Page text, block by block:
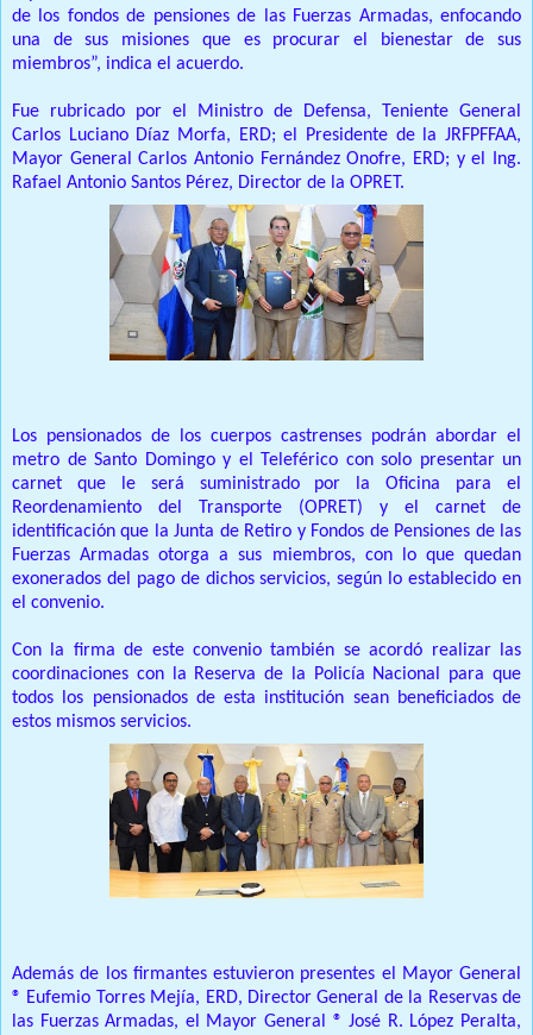
de los fondos de pensiones de las Fuerzas Armadas, enfocando
una de sus misiones que es procurar el bienestar de sus
miembros”, indica el acuerdo.
Fue rubricado por el Ministro de Defensa, Teniente General
Carlos Luciano Díaz Morfa, ERD; el Presidente de la JRFPFFAA,
Mayor General Carlos Antonio Fernández Onofre, ERD; y el Ing.
Rafael Antonio Santos Pérez, Director de la OPRET.
Los pensionados de los cuerpos castrenses podrán abordar el
metro de Santo Domingo y el Teleférico con solo presentar un
carnet que le será suministrado por la Oficina para el
Reordenamiento del Transporte (OPRET) y el carnet de
identificación que la Junta de Retiro y Fondos de Pensiones de las
Fuerzas Armadas otorga a sus miembros, con lo que quedan
exonerados del pago de dichos servicios, según lo establecido en
el convenio.
Con la firma de este convenio también se acordó realizar las
coordinaciones con la Reserva de la Policía Nacional para que
todos los pensionados de esta institución sean beneficiados de
estos mismos servicios.
Además de los firmantes estuvieron presentes el Mayor General
®️ Eufemio Torres Mejía, ERD, Director General de la Reservas de
las Fuerzas Armadas, el Mayor General ®️ José R. López Peralta,